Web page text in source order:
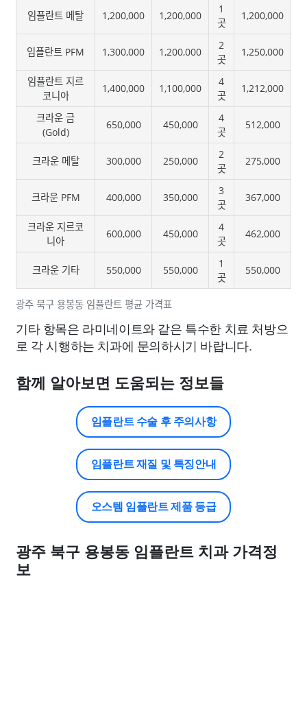
광주 북구 용봉동 임플란트 평균 가격표
임플란트 메탈 1,200,000 1,200,000
1
곳
1,200,000
임플란트 PFM 1,300,000 1,200,000
2
곳
1,250,000
임플란트 지르
코니아
1,400,000 1,100,000
4
곳
1,212,000
크라운 금
(Gold)
650,000 450,000
4
곳
512,000
크라운 메탈 300,000 250,000
2
곳
275,000
크라운 PFM 400,000 350,000
3
곳
367,000
크라운 지르코
니아
600,000 450,000
4
곳
462,000
크라운 기타 550,000 550,000
1
곳
550,000
기타 항목은 라미네이트와 같은 특수한 치료 처방으
로 각 시행하는 치과에 문의하시기 바랍니다.
함께 알아보면 도움되는 정보들
임플란트 수술 후 주의사항
임플란트 재질 및 특징안내
오스템 임플란트 제품 등급
광주 북구 용봉동 임플란트 치과 가격정
보